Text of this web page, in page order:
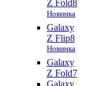
Z Fold8
Новинка
Galaxy
Z Flip8
Новинка
Galaxy
Z Fold7
Galaxy